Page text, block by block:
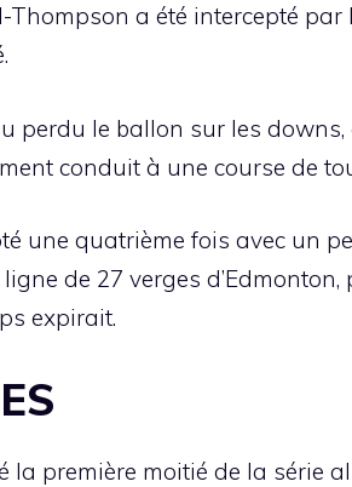
a été intercepté par
perdu le ballon sur les
conduit à une course de
une quatrième fois avec un
de 27 verges
expirait.
la première moitié de la série